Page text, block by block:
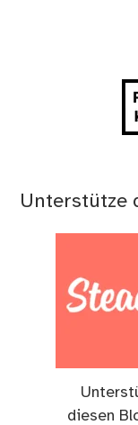
Unterstütze
diesen